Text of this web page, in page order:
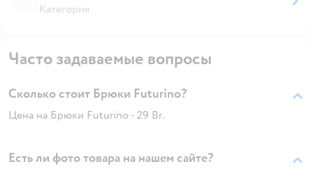
Категория
Часто задаваемые вопросы
Сколько стоит Брюки Futurino?
Цена на Брюки Futurino - 29 Br.
Есть ли фото товара на нашем сайте?